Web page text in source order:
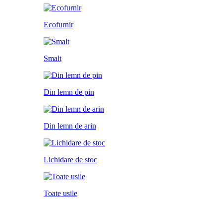
Ecofurnir
Smalt
Din lemn de pin
Din lemn de arin
Lichidare de stoc
Toate usile